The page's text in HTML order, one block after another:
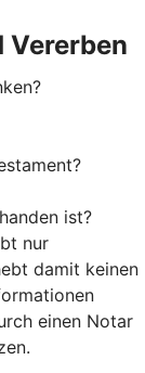
Vererben
ist?
nur
damit keinen
einen Notar